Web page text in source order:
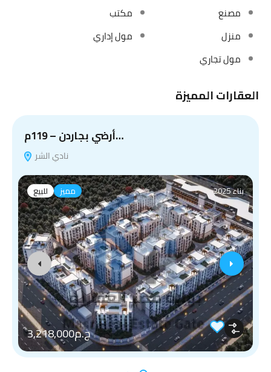
مصنع
مكتب
منزل
مول إداري
مول تجاري
العقارات المميزة
أرضي بجاردن – 119م…
نادي الشر
للبيع مميز بناء 2025
ج.م3,218,000